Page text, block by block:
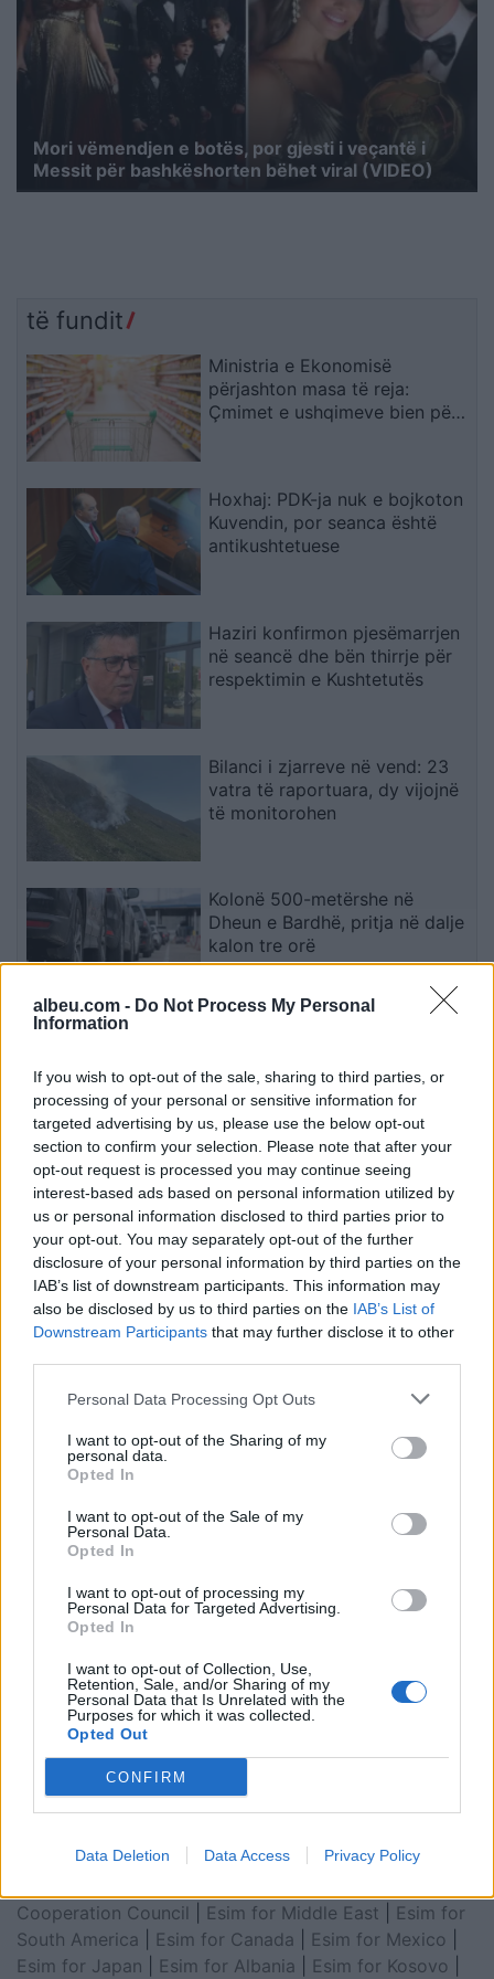
albeu.com - Do Not Process My Personal
Information
If you wish to opt-out of the sale, sharing to third parties, or
processing of your personal or sensitive information for
targeted advertising by us, please use the below opt-out
section to confirm your selection. Please note that after your
opt-out request is processed you may continue seeing
interest-based ads based on personal information utilized by
us or personal information disclosed to third parties prior to
your opt-out. You may separately opt-out of the further
disclosure of your personal information by third parties on the
IAB’s list of downstream participants. This information may
also be disclosed by us to third parties on the IAB’s List of
Downstream Participants that may further disclose it to other
Personal Data Processing Opt Outs
I want to opt-out of the Sharing of my
personal data.
Opted In
I want to opt-out of the Sale of my
Personal Data.
Opted In
I want to opt-out of processing my
Personal Data for Targeted Advertising.
Opted In
I want to opt-out of Collection, Use,
Retention, Sale, and/or Sharing of my
Personal Data that Is Unrelated with the
Purposes for which it was collected.
Opted Out
CONFIRM
Data Deletion Data Access Privacy Policy
Mori vëmendjen e botës, por gjesti i veçantë i
Messit për bashkëshorten bëhet viral (VIDEO)
të fundit
Ministria e Ekonomisë
përjashton masa të reja:
Çmimet e ushqimeve bien për
Hoxhaj: PDK-ja nuk e bojkoton
Kuvendin, por seanca është
antikushtetuese
Haziri konfirmon pjesëmarrjen
në seancë dhe bën thirrje për
respektimin e Kushtetutës
Bilanci i zjarreve në vend: 23
vatra të raportuara, dy vijojnë
të monitorohen
Kolonë 500-metërshe në
Dheun e Bardhë, pritja në dalje
kalon tre orë
Avni Deharit
Rusia goditet nga një sulm i
gjerë me dronë ukrainas,
përfshihet nga flakët rafineria
dhe plagosen 5 persona
Esim for Global|Esim for Europe|Esim for Caribbean
Esim for USA| Esim for Italy|Esim for Spain
for Turkey|Esim for Germany|Esim for Greece|Esim
Esim for World Cup 2026
for China| Esim for United Kingdom |Esim for Africa
Cooperation Council
Esim for Middle East
Esim for
South America
Esim for Canada Esim for Mexico
Esim for Japan
Esim for Albania Esim for Kosovo